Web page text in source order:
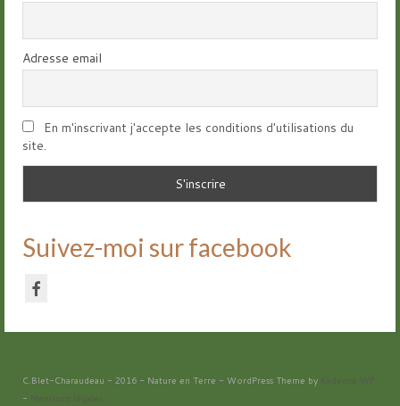
Adresse email
En m'inscrivant j'accepte les conditions d'utilisations du
site.
Suivez-moi sur facebook
C.Blet-Charaudeau - 2016 - Nature en Terre - WordPress Theme by
Kadence WP
- Mentions légales